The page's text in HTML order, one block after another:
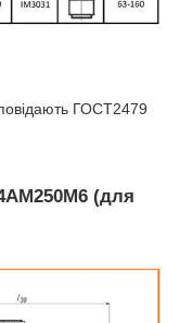
ГОСТ2479
4АМ250М6 (для